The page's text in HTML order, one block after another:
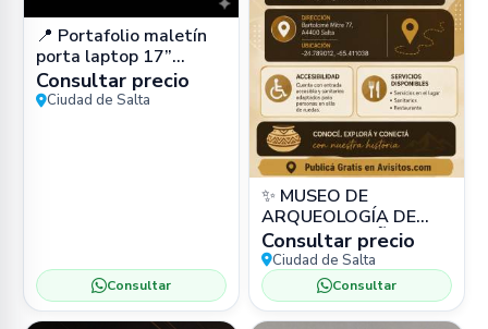
📍 Portafolio maletín
porta laptop 17”
impermeable (cuero
PU) en Zona Sur, Salta
Consultar precio
Ciudad de Salta
Consultar
✨ MUSEO DE
ARQUEOLOGÍA DE
ALTA MONTAÑA
(MAAM) 📍 Bartolomé
Mitre 77, Salta 🏛️
Museo
Consultar precio
Ciudad de Salta
Consultar